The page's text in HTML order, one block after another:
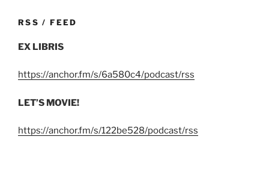
RSS / FEED
EX LIBRIS
https://anchor.fm/s/6a580c4/podcast/rss
LET’S MOVIE!
https://anchor.fm/s/122be528/podcast/rss